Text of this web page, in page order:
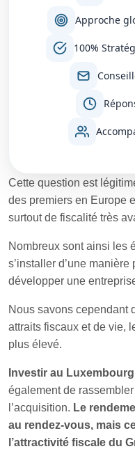
Approche
100%
Cette question est
des premiers en Europe
surtout de fiscalité très
Nombreux sont ainsi les
s’installer d’une
développer une
Nous savons cependant
attraits fiscaux et de vie,
plus élevé.
Investir au Luxembourg
également de
l’acquisition. Le
au rendez-vous, mais
l’attractivité fiscale du